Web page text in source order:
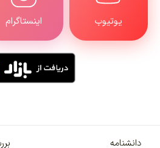
یوتیوب اینستاگرام
دانشنامه